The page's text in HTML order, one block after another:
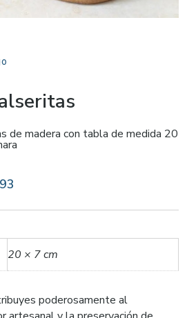
de madera con tabla de medida 20
20 × 7 cm
poderosamente al